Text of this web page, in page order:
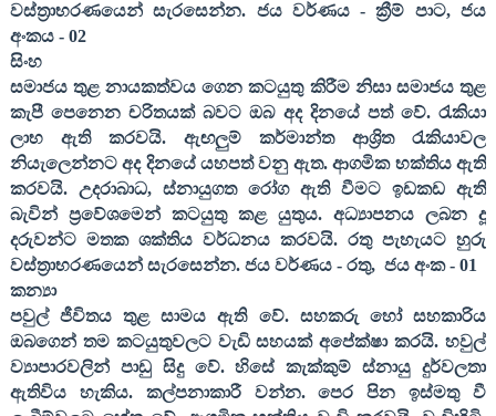
වස්ත්‍රාභරණයෙන් සැරසෙන්න. ජය වර්ණය - ක්‍රීම් පාට,ජය
අංකය - 02
සිංහ
සමාජය තුළ නායකත්වය ගෙන කටයුතු කිරීම නිසා සමාජය තුළ
කැපී පෙනෙන චරිතයක් බවට ඔබ අද දිනයේ පත් වේ. රැකියා
ලාභ ඇති කරවයි. ඇඟලුම් කර්මාන්ත ආශ්‍රිත රැකියාවල
නියැලෙන්නට අද දිනයේ යහපත් වනු ඇත. ආගමික භක්තිය ඇති
කරවයි. උදරාබාධ, ස්නායුගත රෝග ඇති වීමට ඉඩකඩ ඇති
බැවින් ප්‍රවේශමෙන් කටයුතු කළ යුතුය. අධ්‍යාපනය ලබන දූ
දරුවන්ට මතක ශක්තිය වර්ධනය කරවයි. රතු පැහැයට හුරු
වස්ත්‍රාභරණයෙන් සැරසෙන්න. ජය වර්ණය - රතු, ජය අංක - 01
කන්‍යා
පවුල් ජීවිතය තුළ සාමය ඇති වේ. සහකරු හෝ සහකාරිය
ඔබගෙන් තම කටයුතුවලට වැඩි සහයක් අපේක්ෂා කරයි. හවුල්
ව්‍යාපාරවලින් පාඩු සිදු වේ. හිසේ කැක්කුම් ස්නායු දුර්වලතා
ඇතිවිය හැකිය. කල්පනාකාරී වන්න. පෙර පින ඉස්මතු වී